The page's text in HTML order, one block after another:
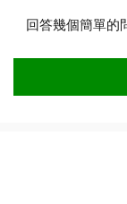
回答幾個簡單的